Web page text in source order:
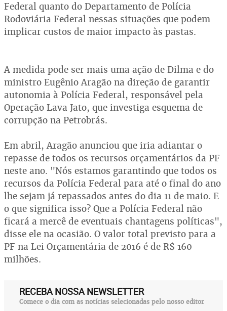
Federal quanto do Departamento de Polícia
Rodoviária Federal nessas situações que podem
implicar custos de maior impacto às pastas.
A medida pode ser mais uma ação de Dilma e do
ministro Eugênio Aragão na direção de garantir
autonomia à Polícia Federal, responsável pela
Operação Lava Jato, que investiga esquema de
corrupção na Petrobrás.
Em abril, Aragão anunciou que iria adiantar o
repasse de todos os recursos orçamentários da PF
neste ano. "Nós estamos garantindo que todos os
recursos da Polícia Federal para até o final do ano
lhe sejam já repassados antes do dia 11 de maio. E
o que significa isso? Que a Polícia Federal não
ficará a mercê de eventuais chantagens políticas",
disse ele na ocasião. O valor total previsto para a
PF na Lei Orçamentária de 2016 é de R$ 160
milhões.
RECEBA NOSSA NEWSLETTER
Comece o dia com as notícias selecionadas pelo nosso editor